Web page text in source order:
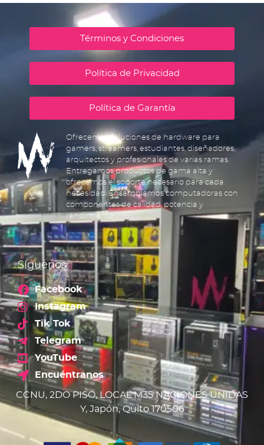
Términos y Condiciones
Política de Privacidad
Política de Garantía
Ofrecemos soluciones de hardware para
gamers, streamers, estudiantes, diseñadores,
arquitectos y profesionales de varias ramas.
Entregamos productos de gama alta y
ofrecemos el soporte necesario para cada
necesidad. Ensamblamos computadoras con
componentes de calidad, potencia y
rendimiento.
Síguenos
Facebook
Instagram
Tik Tok
Telegram
YouTube
Encuéntranos
CCNU, 2DO PISO, LOCAL M35 NACIONES UNIDAS
Y, Japón, Quito 170506